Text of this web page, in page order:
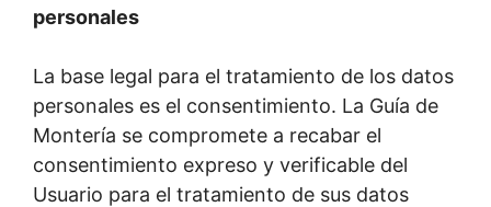
personales
La base legal para el tratamiento de los datos
personales es el consentimiento. La Guía de
Montería se compromete a recabar el
consentimiento expreso y verificable del
Usuario para el tratamiento de sus datos